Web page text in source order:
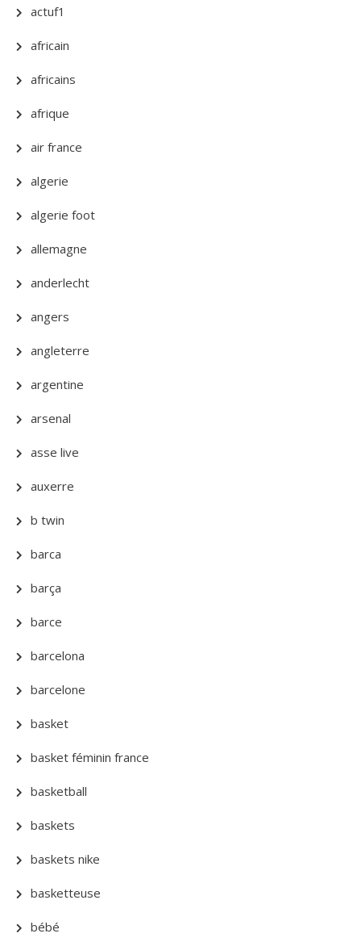
actuf1
africain
africains
afrique
air france
algerie
algerie foot
allemagne
anderlecht
angers
angleterre
argentine
arsenal
asse live
auxerre
b twin
barca
barça
barce
barcelona
barcelone
basket
basket féminin france
basketball
baskets
baskets nike
basketteuse
bébé